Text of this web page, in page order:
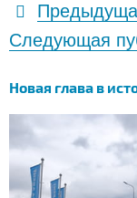
Следующая
Новая глава в